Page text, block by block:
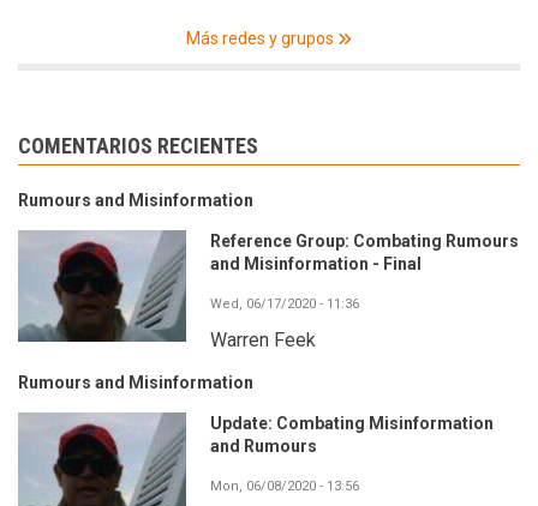
Más redes y grupos
COMENTARIOS RECIENTES
Rumours and Misinformation
Reference Group: Combating Rumours
and Misinformation - Final
Wed, 06/17/2020 - 11:36
Warren Feek
Rumours and Misinformation
Update: Combating Misinformation
and Rumours
Mon, 06/08/2020 - 13:56